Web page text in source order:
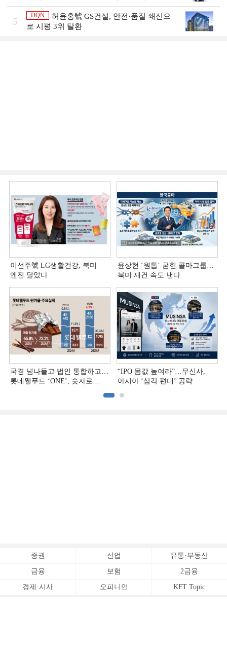
5
DQN
허윤홍號 GS건설, 안전·품질 쇄신으
로 시평 3위 탈환
이선주號 LG생활건강, 북미
엔진 달았다
윤상현 ‘원톱ʼ 굳힌 콜마그룹…
북미 재건 속도 낸다
국경 넘나들고 법인 통합하고…
롯데웰푸드 ‘ONE’, 숫자로
“IPO 몸값 높여라”…무신사,
아시아 ‘삼각 편대’ 공략
증권 산업 유통·부동산
금융 보험 2금융
경제·시사 오피니언 KFT Topic